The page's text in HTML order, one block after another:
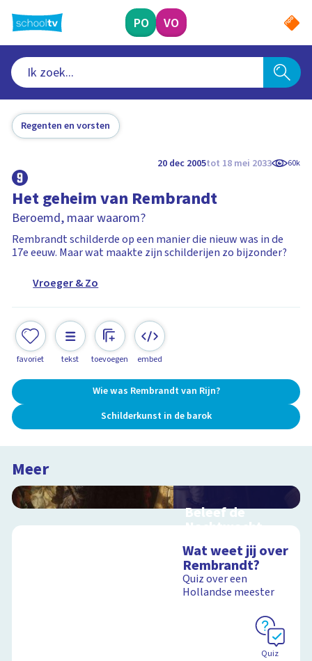
naar
hoofdinhoud
PO VO
Regenten en vorsten
20 dec 2005tot 18 mei 2033 60k
Het geheim van Rembrandt
Beroemd, maar waarom?
Rembrandt schilderde op een manier die nieuw was in de
17e eeuw. Maar wat maakte zijn schilderijen zo bijzonder?
Vroeger & Zo
favoriet tekst toevoegen embed
Wie was Rembrandt van Rijn?
Schilderkunst in de barok
Meer
Beleef de
Nachtwacht
schoolplaat over
Rembrandts
meesterwerk
Schoolplaat
Wat weet jij over
Rembrandt?
Quiz over een
Hollandse meester
Quiz